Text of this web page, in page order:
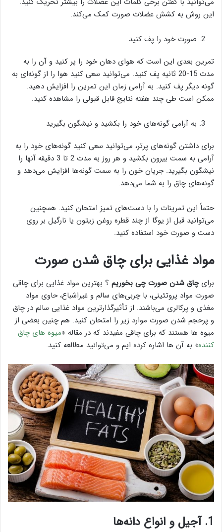
این روش به کشش عضلات صورت کمک می‌کند.
صورت خود را پف کنید
تمرین بعدی این است که هوای دهان خود را پر کنید و آن را به
مدت 15-20 ثانیه پف کنید. می‌توانید سعی کنید هوا را از گونه‌ای به
گونه دیگر پف کنید. به آرامی زمان این تمرین را افزایش دهید.
ممکن است طی چند هفته نتایج قابل قبولی را مشاهده کنید.
به آرامی گونه‌های خود را بکشید و نیشگون بگیرید
برای داشتن گونه‌های پرتر، می‌توانید سعی کنید گونه‌های خود را به
آرامی به سمت بیرون بکشید و هر روز به مدت 2 تا 3 دقیقه آنها را
نیشگون بگیرید. جریان خون را به سمت گونه‌ها افزایش می‌دهد و
گونه‌های چاق را به شما می‌دهد.
حتماً این تمرینات را با دست‌های تمیز امتحان کنید. همچنین
می‌توانید قبل از یوگا از چند قطره روغن زیتون یا نارگیل بر روی
دست و صورت خود استفاده کنید.
مواد غذایی برای چاق شدن صورت
برایچاق شدن صورت چی بخوریم ؟ بهترین مواد غذایی برای چاقی
صورت مواد پروتئینی، با چربی‌های سالم و غیراشباع، حاوی مواد
مغذی و پرکالری می‌باشند. از تأثیرگذارترین مواد غذایی سالم در چاق
و پرحجم شدن صورت موارد زیر را امتحان کنید. هم چنین بعضی از
میوه ها هستند که برای چاقی مفیدند که در مقاله «میوه های چاق
کننده» به آن ها اشاره کرده ایم و می‌توانید مطالعه کنید.
1. آجیل و انواع دانه‌ها